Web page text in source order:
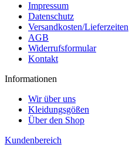
Impressum
Datenschutz
Versandkosten/Lieferzeiten
AGB
Widerrufsformular
Kontakt
Informationen
Wir über uns
Kleidungsgößen
Über den Shop
Kundenbereich